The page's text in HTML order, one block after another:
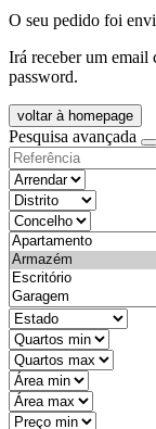
O seu pedido foi
Irá receber um email
password.
voltar à homepage
Pesquisa avançada
objective
districtId
countyId
types
state
mintypo
maxtypo
minarea
maxarea
minprice